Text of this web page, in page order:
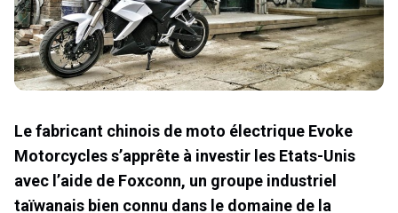
Le fabricant chinois de moto électrique Evoke
Motorcycles s’apprête à investir les Etats-Unis
avec l’aide de Foxconn, un groupe industriel
taïwanais bien connu dans le domaine de la